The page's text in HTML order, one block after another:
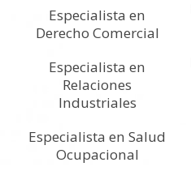
Especialista en
Derecho Comercial
Especialista en
Relaciones
Industriales
Especialista en Salud
Ocupacional